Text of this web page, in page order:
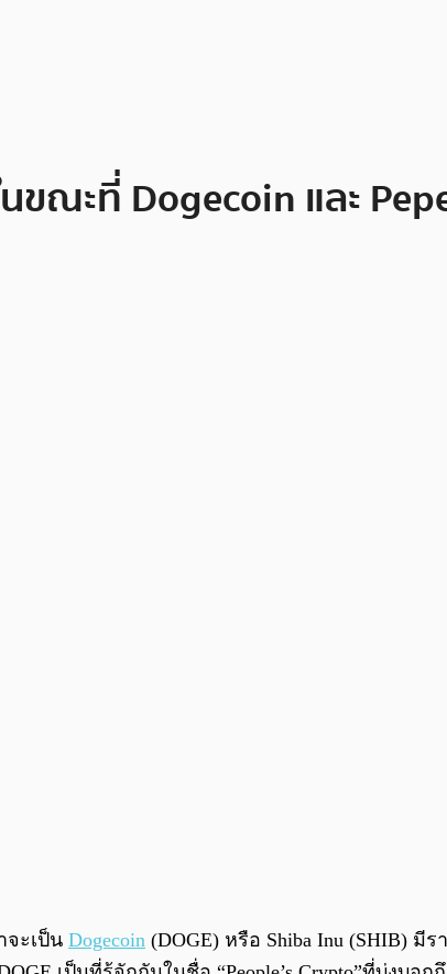
ขณะที่ Dogecoin และ
ะเป็น Dogecoin (DOGE) หรือ Shiba Inu (SHIB) มี